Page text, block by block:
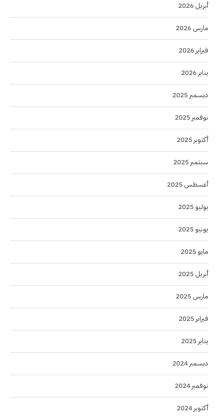
أبريل 2026
مارس 2026
فبراير 2026
يناير 2026
ديسمبر 2025
نوفمبر 2025
أكتوبر 2025
سبتمبر 2025
أغسطس 2025
يوليو 2025
يونيو 2025
مايو 2025
أبريل 2025
مارس 2025
فبراير 2025
يناير 2025
ديسمبر 2024
نوفمبر 2024
أكتوبر 2024